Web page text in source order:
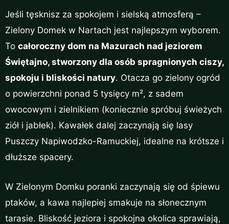
Jeśli tęsknisz za spokojem i sielską atmosferą –
Zielony Domek w Nartach jest najlepszym wyborem.
To całoroczny dom na Mazurach nad jeziorem
Świętajno, stworzony dla osób spragnionych ciszy,
spokoju i bliskości natury. Otacza go zielony ogród
o powierzchni ponad 5 tysięcy m², z sadem
owocowym i zielnikiem (koniecznie spróbuj świeżych
ziół i jabłek). Kawałek dalej zaczynają się lasy
Puszczy Napiwodzko-Ramuckiej, idealne na krótsze i
dłuższe spacery.
W Zielonym Domku poranki zaczynają się od śpiewu
ptaków, a kawa najlepiej smakuje na słonecznym
tarasie. Bliskość jeziora i spokojna okolica sprawiają,